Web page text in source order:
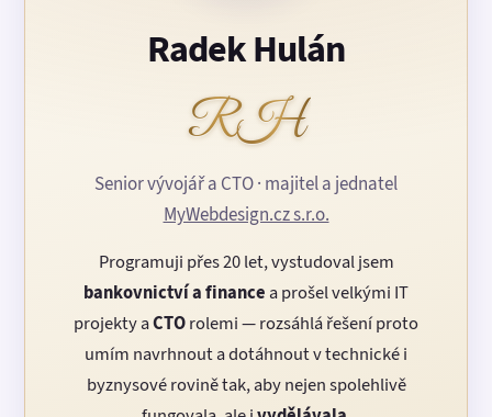
Radek Hulán
RH
Senior vývojář a CTO · majitel a jednatel
MyWebdesign.cz s.r.o.
Programuji přes 20 let, vystudoval jsem
bankovnictví a finance a prošel velkými IT
projekty aCTOrolemi — rozsáhlá řešení proto
umím navrhnout a dotáhnout v technické i
byznysové rovině tak, aby nejen spolehlivě